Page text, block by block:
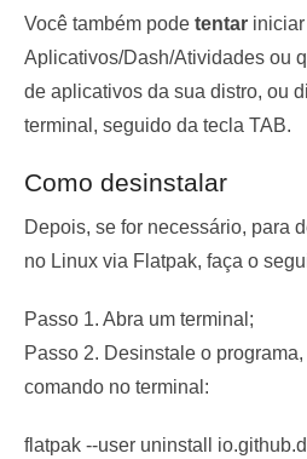
Você também pode tentar
Aplicativos/Dash/Atividades ou
de aplicativos da sua distro, ou
terminal, seguido da tecla TAB.
Como desinstalar
Depois, se for necessário, para
no Linux via Flatpak, faça o
Passo 1. Abra um terminal;
Passo 2. Desinstale o
comando no terminal:
flatpak --user uninstall